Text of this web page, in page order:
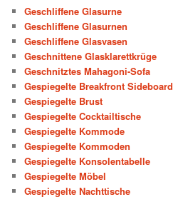
Geschliffene Glasurne
Geschliffene Glasurnen
Geschliffene Glasvasen
Geschnittene Glasklarettkrüge
Geschnitztes Mahagoni-Sofa
Gespiegelte Breakfront Sideboard
Gespiegelte Brust
Gespiegelte Cocktailtische
Gespiegelte Kommode
Gespiegelte Kommoden
Gespiegelte Konsolentabelle
Gespiegelte Möbel
Gespiegelte Nachttische